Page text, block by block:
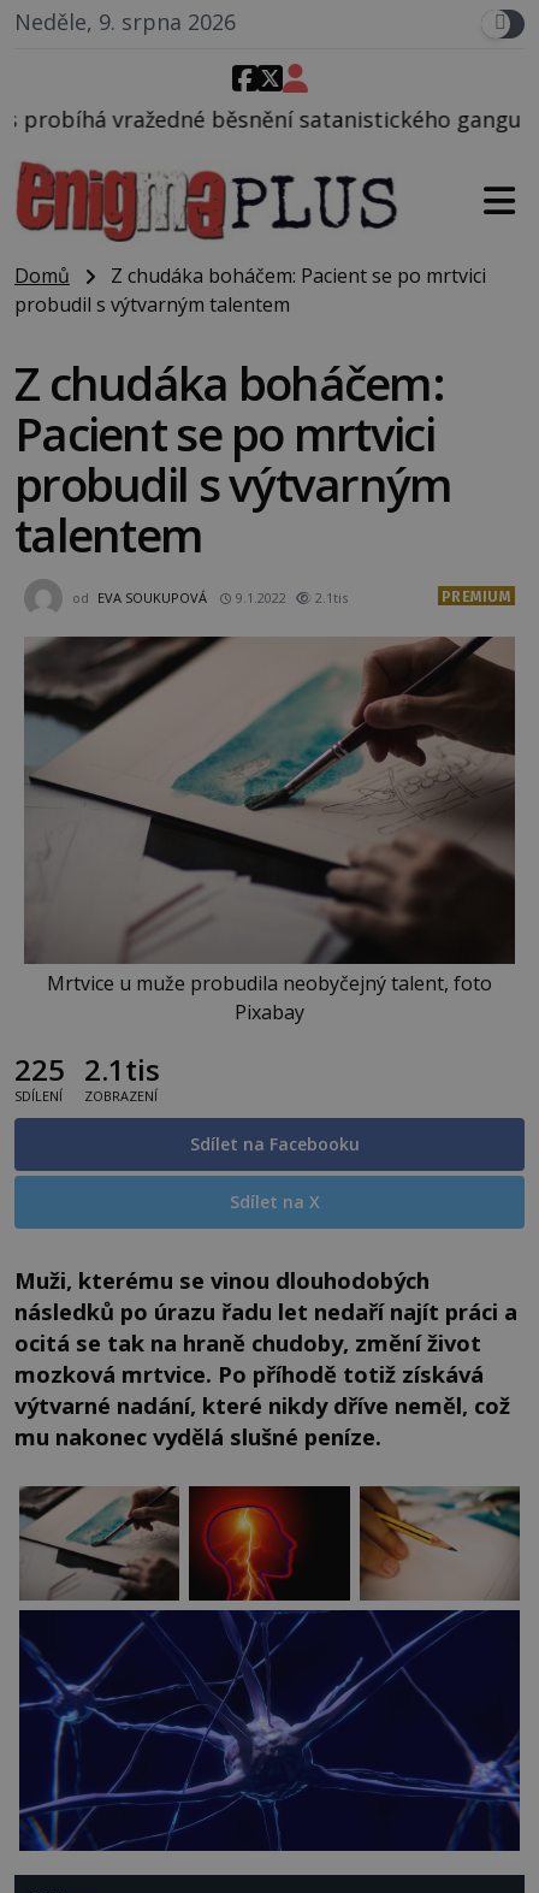
Neděle, 9. srpna 2026
satanistického gangu vedeného Charlesem
Domů
Z chudáka boháčem: Pacient se po mrtvici
probudil s výtvarným talentem
Z chudáka boháčem:
Pacient se po mrtvici
probudil s výtvarným
talentem
od EVA SOUKUPOVÁ 9.1.2022 2.1tis PREMIUM
Mrtvice u muže probudila neobyčejný talent, foto
Pixabay
225
SDÍLENÍ
2.1tis
ZOBRAZENÍ
Sdílet na Facebooku
Sdílet na X
Muži, kterému se vinou dlouhodobých
následků po úrazu řadu let nedaří najít práci a
ocitá se tak na hraně chudoby, změní život
mozková mrtvice. Po příhodě totiž získává
výtvarné nadání, které nikdy dříve neměl, což
mu nakonec vydělá slušné peníze.